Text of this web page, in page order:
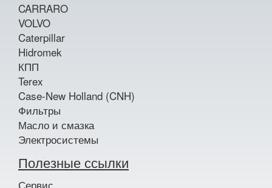
CARRARO
VOLVO
Caterpillar
Hidromek
КПП
Terex
Case-New Holland (CNH)
Фильтры
Масло и смазка
Электросистемы
Полезные ссылки
Сервис